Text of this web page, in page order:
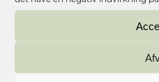
oplevelse.
Glæd dig til en dag, hvor
smelter sammen i de
Her danner det bakkede